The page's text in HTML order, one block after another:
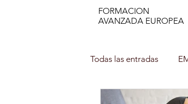
FORMACION
AVANZADA EUROPEA
Todas las entradas
DECORACIÓN DE